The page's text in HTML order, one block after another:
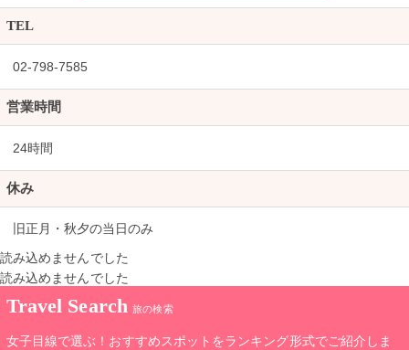
TEL
02-798-7585
営業時間
24時間
休み
旧正月・秋夕の当日のみ
読み込めませんでした
読み込めませんでした
Travel Search 旅の検索
女子目線で選ぶ！おすすめスポットをランキング形式でご紹介しま